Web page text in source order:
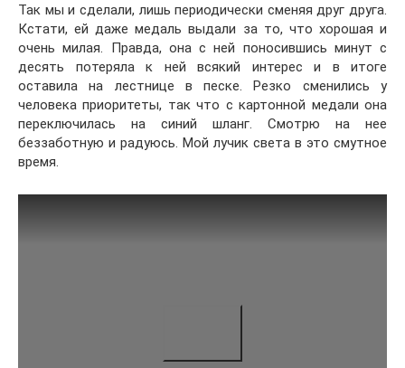
Так мы и сделали, лишь периодически сменяя друг друга.
Кстати, ей даже медаль выдали за то, что хорошая и
очень милая. Правда, она с ней поносившись минут с
десять потеряла к ней всякий интерес и в итоге
оставила на лестнице в песке. Резко сменились у
человека приоритеты, так что с картонной медали она
переключилась на синий шланг. Смотрю на нее
беззаботную и радуюсь. Мой лучик света в это смутное
время.